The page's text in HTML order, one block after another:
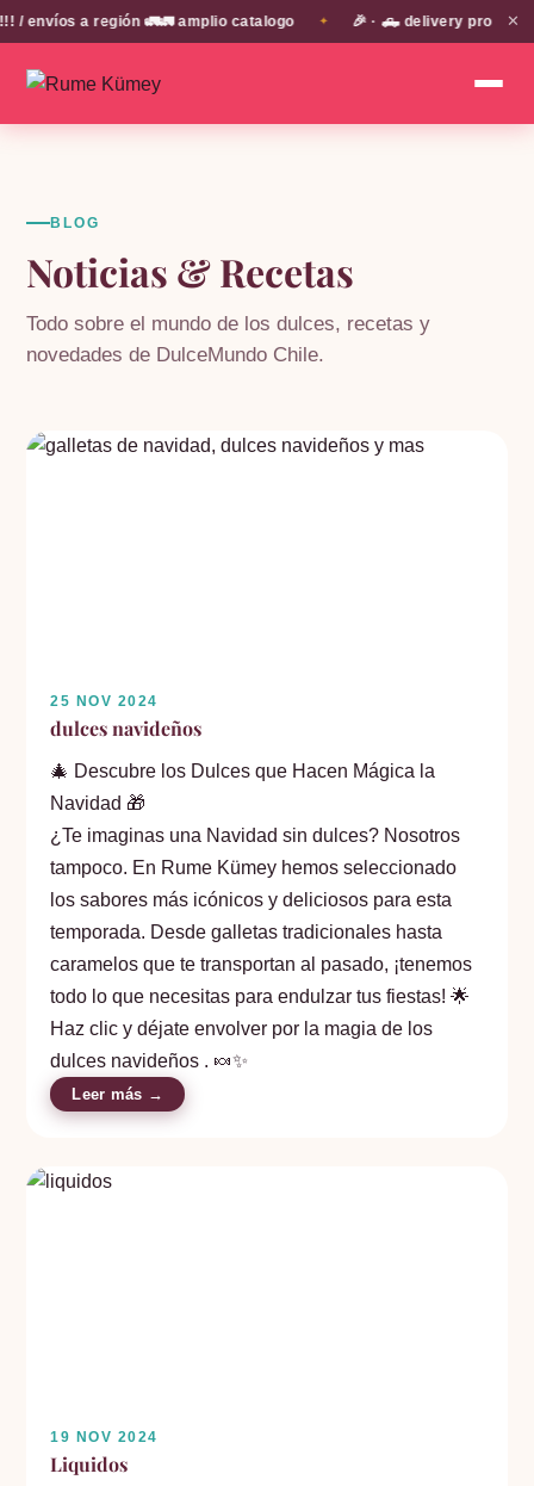
envíos a región 🚛🚛 amplio catalogo 🎉 · 🛻 delivery propio en
✕
BLOG
Noticias & Recetas
Todo sobre el mundo de los dulces, recetas y
novedades de DulceMundo Chile.
25 NOV 2024
dulces navideños
🎄 Descubre los Dulces que Hacen Mágica la
Navidad 🎁
¿Te imaginas una Navidad sin dulces? Nosotros
tampoco. En Rume Kümey hemos seleccionado
los sabores más icónicos y deliciosos para esta
temporada. Desde galletas tradicionales hasta
caramelos que te transportan al pasado, ¡tenemos
todo lo que necesitas para endulzar tus fiestas! 🌟
Haz clic y déjate envolver por la magia de los
dulces navideños . 🍬✨
Leer más →
19 NOV 2024
Liquidos